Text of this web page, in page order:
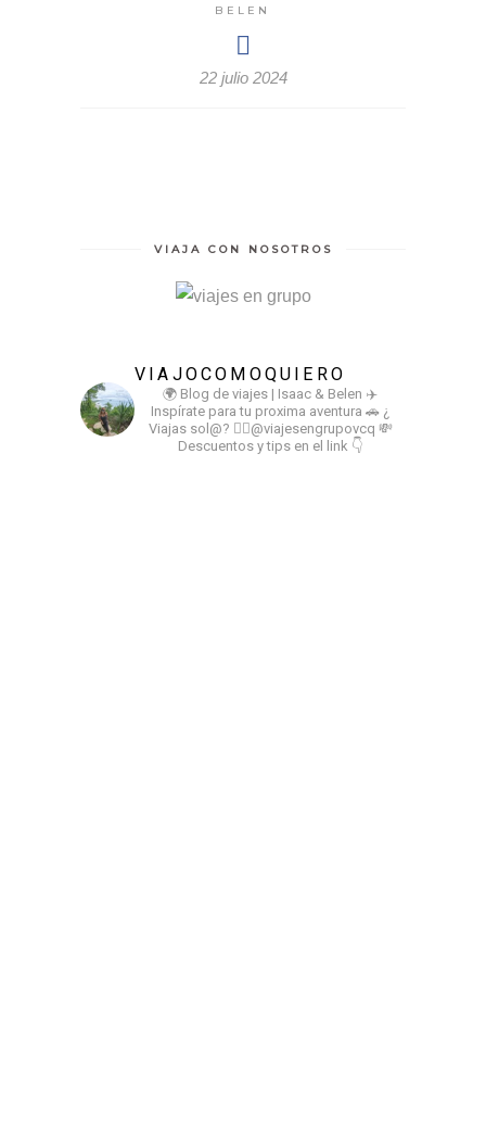
BELEN
22 julio 2024
VIAJA CON NOSOTROS
VIAJOCOMOQUIERO
🌍 Blog de viajes | Isaac & Belen ✈️
Inspírate para tu proxima aventura 🚗 ¿
Viajas sol@? 👉🏻@viajesengrupovcq 💸
Descuentos y tips en el link 👇